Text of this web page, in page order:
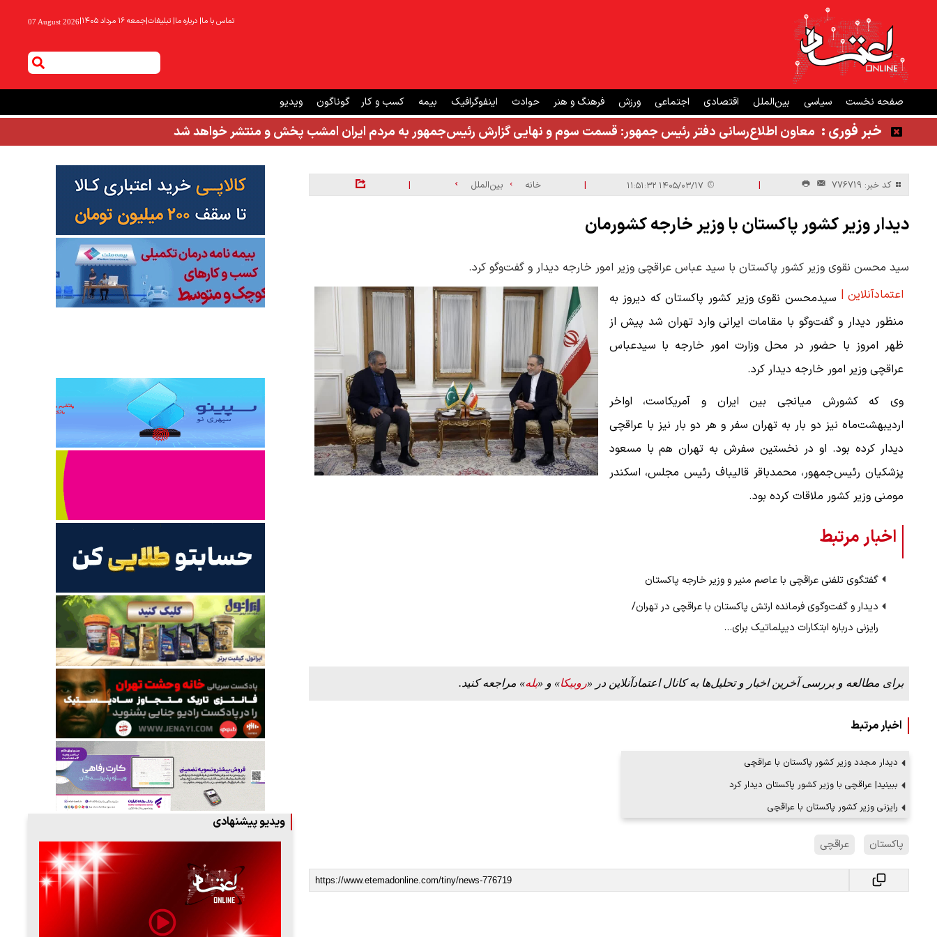
تماس با ما| درباره ما| تبلیغات|جمعه ۱۶ مرداد ۱۴۰۵ |
07 August 2026
صفحه نخست سیاسی بین‌الملل اقتصادی اجتماعی ورزش فرهنگ و هنر حوادث اینفوگرافیک بیمه کسب و کار گوناگون ویدیو
خبر فوری : معاون اطلاع‌رسانی دفتر رئیس جمهور: قسمت سوم و نهایی گزارش رئیس‌جمهور به مردم ایران امشب پخش و منتشر خواهد شد
کد خبر: 776719 |
| خانه بین‌الملل |
دیدار وزیر کشور پاکستان با وزیر خارجه کشورمان
سید محسن نقوی وزیر کشور پاکستان با سید عباس عراقچی وزیر امور خارجه دیدار و گفت‌وگو کرد.
اعتمادآنلاین | سیدمحسن نقوی وزیر کشور پاکستان که دیروز به
منظور دیدار و گفت‌وگو با مقامات ایرانی وارد تهران شد پیش از
ظهر امروز با حضور در محل وزارت امور خارجه با سیدعباس
عراقچی وزیر امور خارجه دیدار کرد.
وی که کشورش میانجی بین ایران و آمریکاست، اواخر
اردیبهشت‌ماه نیز دو بار به تهران سفر و هر دو بار نیز با عراقچی
دیدار کرده بود. او در نخستین سفرش به تهران هم با مسعود
پزشکیان رئیس‌جمهور، محمدباقر قالیباف رئیس مجلس، اسکندر
مومنی وزیر کشور ملاقات کرده بود.
اخبار مرتبط
گفتگوی تلفنی عراقچی با عاصم منیر و وزیر خارجه پاکستان
دیدار و گفت‌وگوی فرمانده ارتش پاکستان با عراقچی در تهران/
رایزنی درباره ابتکارات دیپلماتیک برای…
برای مطالعه و بررسی آخرین اخبار و تحلیل‌ها به کانال اعتمادآنلاین در «روبیکا» و «بله» مراجعه کنید.
اخبار مرتبط
دیدار مجدد وزیر کشور پاکستان با عراقچی
ببینید| عراقچی با وزیر کشور پاکستان دیدار کرد
رایزنی وزیر کشور پاکستان با عراقچی
پاکستان عراقچی
ویدیو پیشنهادی